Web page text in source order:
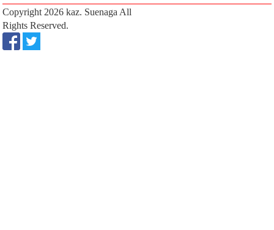
Copyright 2026 kaz. Suenaga All
Rights Reserved.